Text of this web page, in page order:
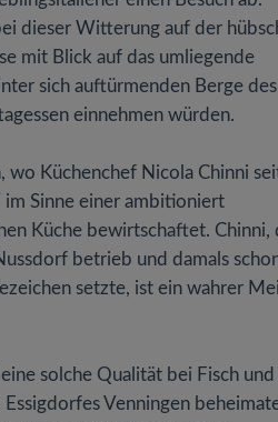
dieser Witterung auf der
mit Blick auf das umliegende
sich auftürmenden Berge des
einnehmen würden.
wo Küchenchef Nicola Chinni
im Sinne einer ambitioniert
Küche bewirtschaftet. Chinni,
betrieb und damals
setzte, ist ein wahrer
solche Qualität bei Fisch und
Venningen